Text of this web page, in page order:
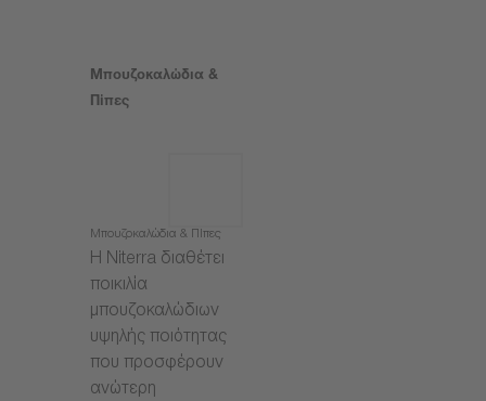
Μπουζοκαλώδια &
Πίπες
Μπουζοκαλώδια & Πίπες
Η Niterra διαθέτει
ποικιλία
μπουζοκαλώδιων
υψηλής ποιότητας
που προσφέρουν
ανώτερη